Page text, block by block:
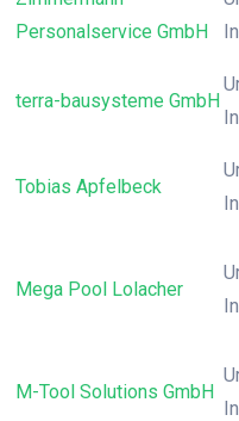
Personalservice GmbH
terra-bausysteme GmbH
Tobias Apfelbeck
Mega Pool Lolacher
M-Tool Solutions GmbH